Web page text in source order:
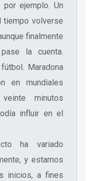
ejemplo. Un
tiempo volverse
finalmente
la cuenta.
Maradona
en mundiales
minutos
influir en el
ha variado
y estamos
inicios, a fines